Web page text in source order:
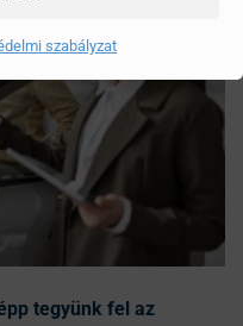
szabályzat
tegyünk fel az